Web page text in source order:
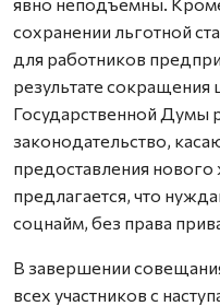
сохранении льготной
для работников
результате сокращения
Государственной Думы
законодательство,
предоставления
предлагается, что
соцнайм, без права
В завершении
всех участников с